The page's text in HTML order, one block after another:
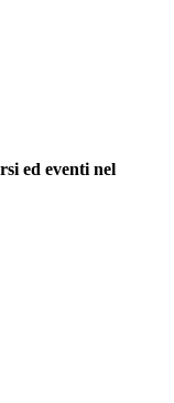
ed eventi nel